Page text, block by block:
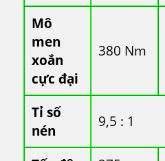
Mô
men
xoắn
cực đại
380 Nm
Tỉ số
nén
9,5 : 1